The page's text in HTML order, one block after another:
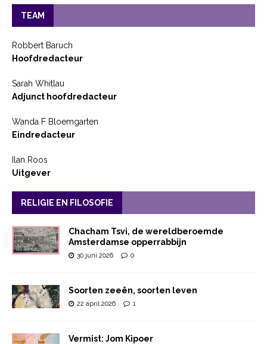
TEAM
Robbert Baruch
Hoofdredacteur
Sarah Whitlau
Adjunct hoofdredacteur
Wanda F Bloemgarten
Eindredacteur
Ilan Roos
Uitgever
RELIGIE EN FILOSOFIE
Chacham Tsvi, de wereldberoemde
Amsterdamse opperrabbijn
30 juni 2026 0
Soorten zeeën, soorten leven
22 april 2026 1
Vermist: Jom Kipoer